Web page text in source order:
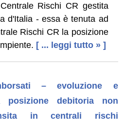
Rischi CR gestita
d'Italia - essa è tenuta ad
Rischi CR la posizione
[ ... leggi tutto » ]
– evoluzione e
posizione debitoria non
in centrali rischi